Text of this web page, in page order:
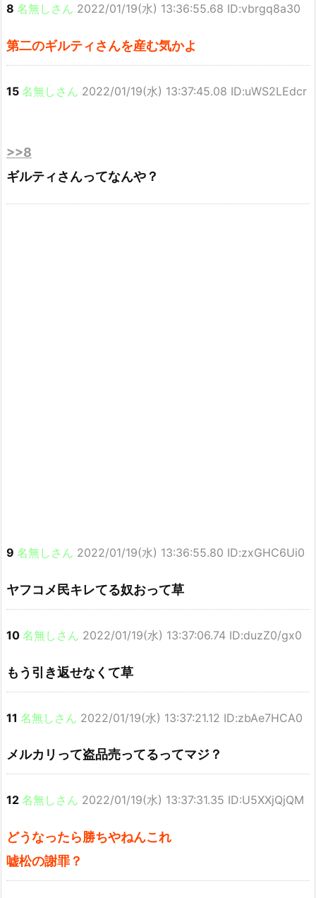
8 名無しさん 2022/01/19(水) 13:36:55.68 ID:vbrgq8a30
第二のギルティさんを産む気かよ
15 名無しさん 2022/01/19(水) 13:37:45.08 ID:uWS2LEdcr
>>8
ギルティさんってなんや？
9 名無しさん 2022/01/19(水) 13:36:55.80 ID:zxGHC6Ui0
ヤフコメ民キレてる奴おって草
10 名無しさん 2022/01/19(水) 13:37:06.74 ID:duzZ0/gx0
もう引き返せなくて草
11 名無しさん 2022/01/19(水) 13:37:21.12 ID:zbAe7HCA0
メルカリって盗品売ってるってマジ？
12 名無しさん 2022/01/19(水) 13:37:31.35 ID:U5XXjQjQM
どうなったら勝ちやねんこれ
嘘松の謝罪？